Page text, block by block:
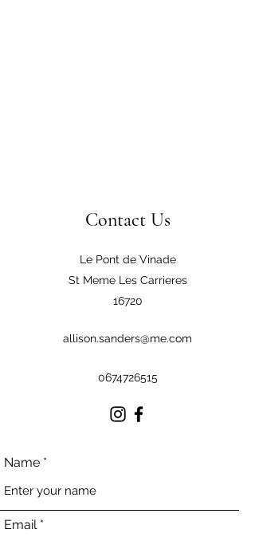
Contact Us
Le Pont de Vinade
St Meme Les Carrieres
16720
allison.sanders@me.com
0674726515
Name
Email